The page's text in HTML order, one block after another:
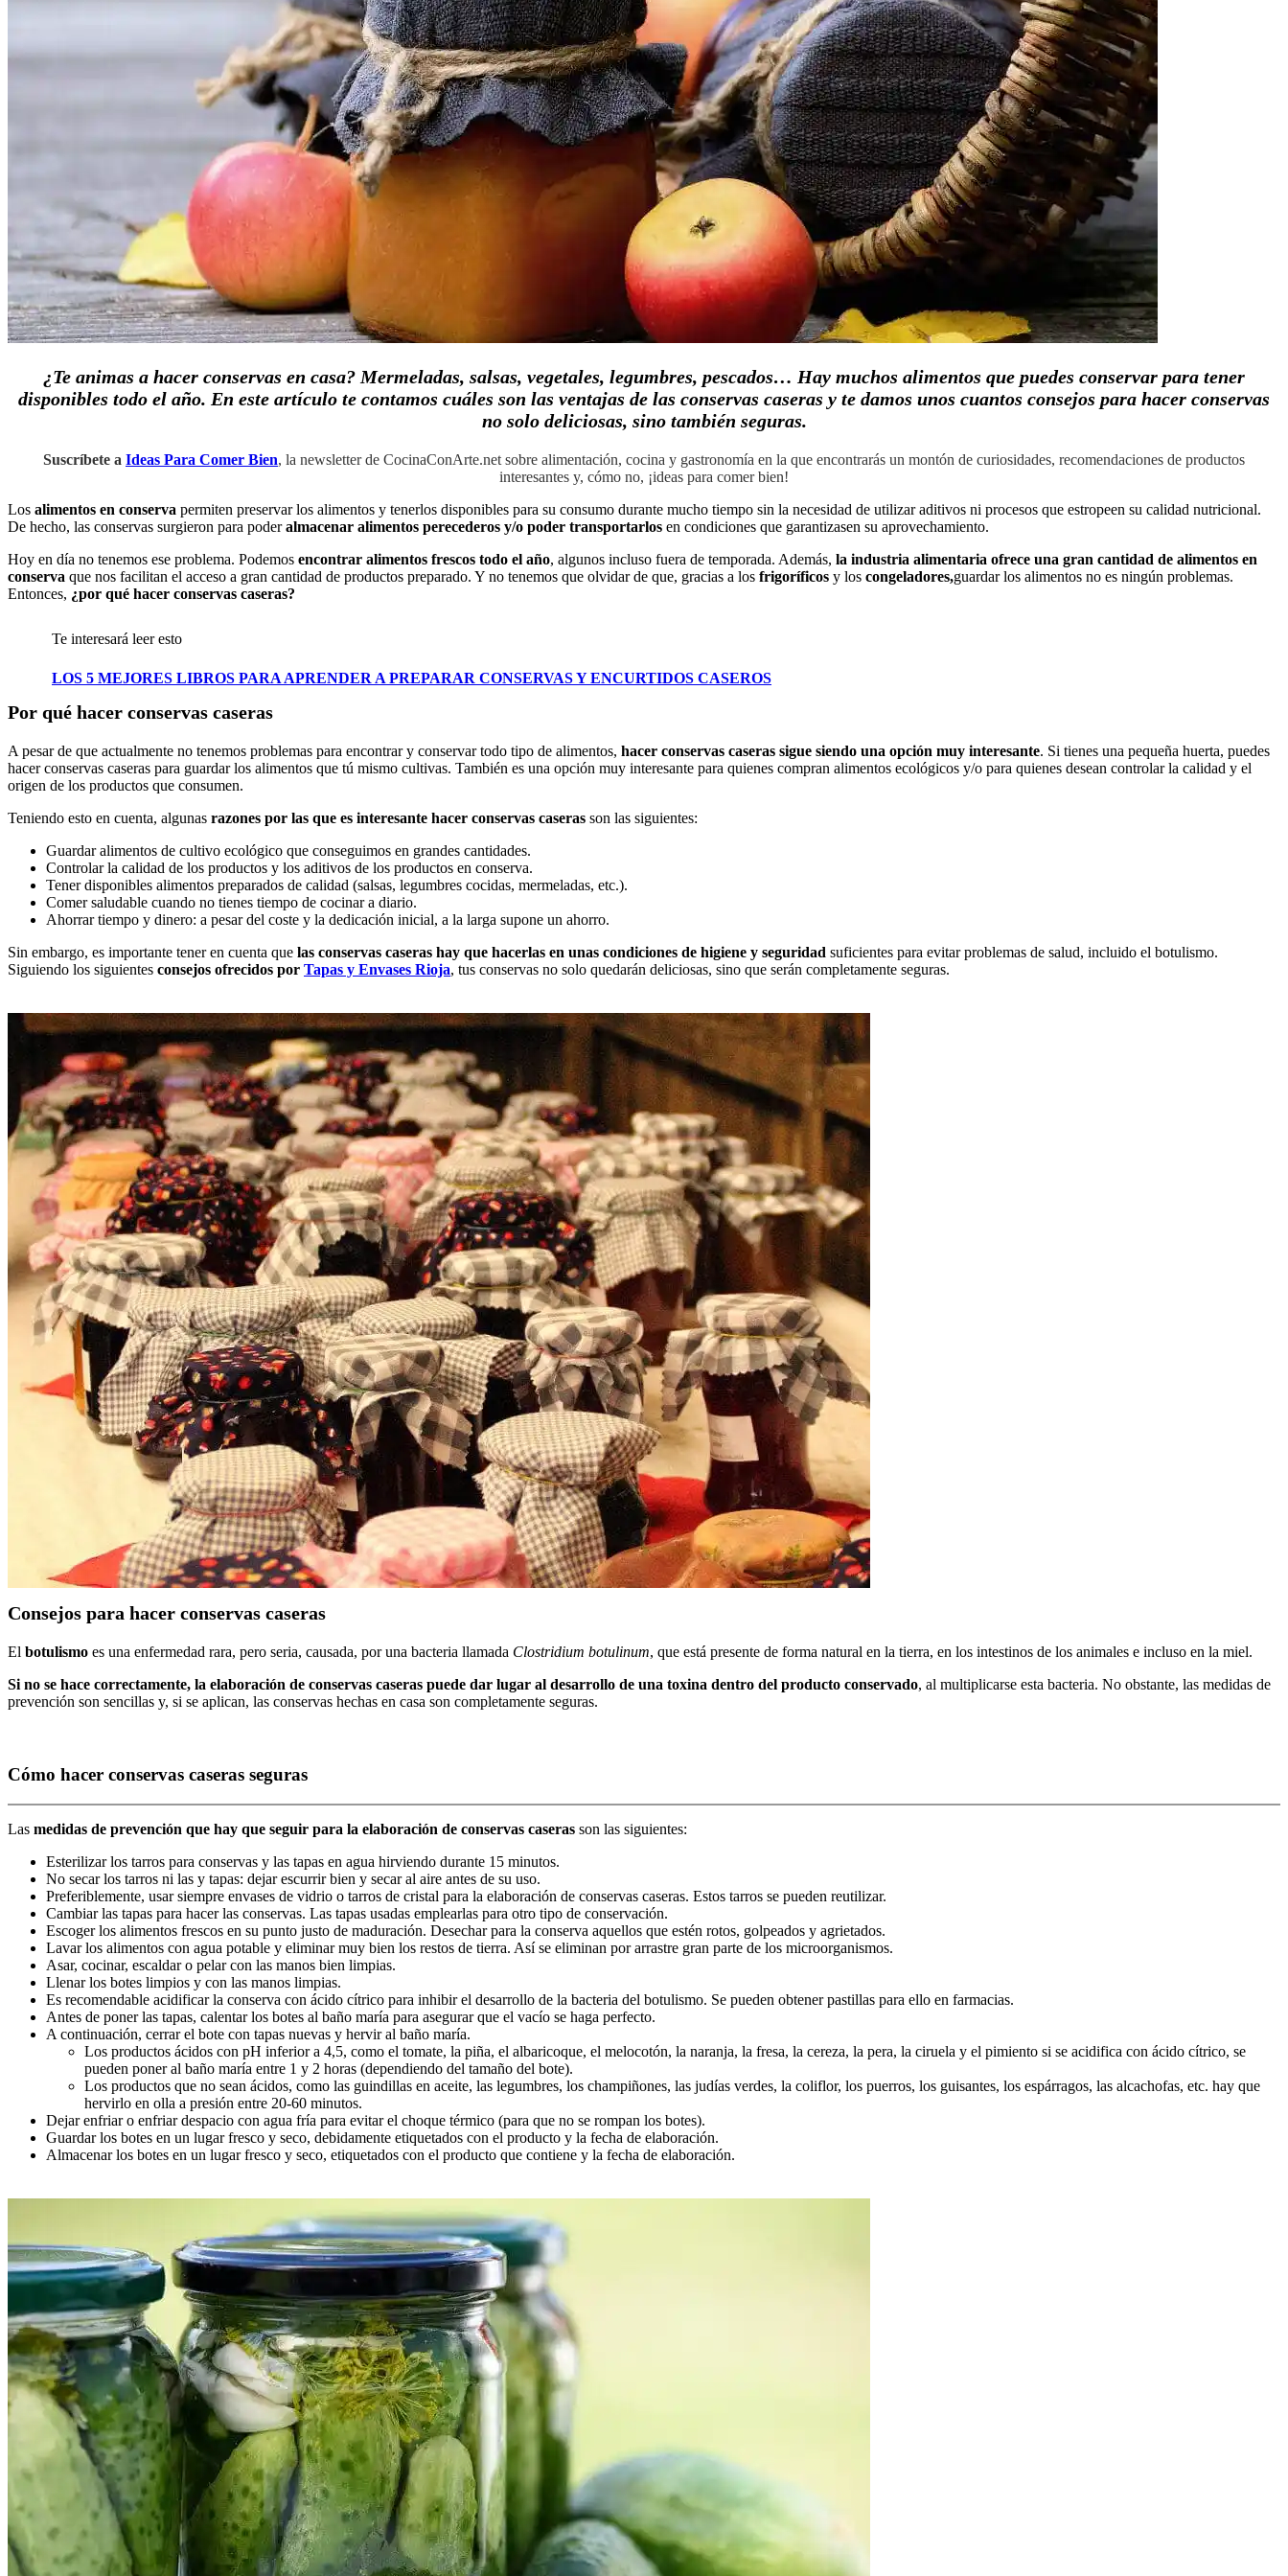
¿Te animas a hacer conservas en casa? Mermeladas, salsas, vegetales, legumbres, pescados… Hay muchos alimentos que puedes conservar para tener
disponibles todo el año. En este artículo te contamos cuáles son las ventajas de las conservas caseras y te damos unos cuantos consejos para hacer conservas
no solo deliciosas, sino también seguras.
Suscríbete a Ideas Para Comer Bien, la newsletter de CocinaConArte.net sobre alimentación, cocina y gastronomía en la que encontrarás un montón de curiosidades, recomendaciones de productos
interesantes y, cómo no, ¡ideas para comer bien!
Los alimentos en conserva permiten preservar los alimentos y tenerlos disponibles para su consumo durante mucho tiempo sin la necesidad de utilizar aditivos ni procesos que estropeen su calidad nutricional.
De hecho, las conservas surgieron para poderalmacenar alimentos perecederos y/o poder transportarlos en condiciones que garantizasen su aprovechamiento.
Hoy en día no tenemos ese problema. Podemos encontrar alimentos frescos todo el año, algunos incluso fuera de temporada. Además, la industria alimentaria ofrece una gran cantidad de alimentos en
conserva que nos facilitan el acceso a gran cantidad de productos preparado. Y no tenemos que olvidar de que, gracias a los frigoríficos y los congeladores,guardar los alimentos no es ningún problemas.
Entonces, ¿por qué hacer conservas caseras?
Te interesará leer esto
LOS 5 MEJORES LIBROS PARA APRENDER A PREPARAR CONSERVAS Y ENCURTIDOS CASEROS
Por qué hacer conservas caseras
A pesar de que actualmente no tenemos problemas para encontrar y conservar todo tipo de alimentos, hacer conservas caseras sigue siendo una opción muy interesante. Si tienes una pequeña huerta, puedes
hacer conservas caseras para guardar los alimentos que tú mismo cultivas. También es una opción muy interesante para quienes compran alimentos ecológicos y/o para quienes desean controlar la calidad y el
origen de los productos que consumen.
Teniendo esto en cuenta, algunas razones por las que es interesante hacer conservas caseras son las siguientes:
Guardar alimentos de cultivo ecológico que conseguimos en grandes cantidades.
Controlar la calidad de los productos y los aditivos de los productos en conserva.
Tener disponibles alimentos preparados de calidad (salsas, legumbres cocidas, mermeladas, etc.).
Comer saludable cuando no tienes tiempo de cocinar a diario.
Ahorrar tiempo y dinero: a pesar del coste y la dedicación inicial, a la larga supone un ahorro.
Sin embargo, es importante tener en cuenta que las conservas caseras hay que hacerlas en unas condiciones de higiene y seguridad suficientes para evitar problemas de salud, incluido el botulismo.
Siguiendo los siguientes consejos ofrecidos por Tapas y Envases Rioja, tus conservas no solo quedarán deliciosas, sino que serán completamente seguras.
Consejos para hacer conservas caseras
El botulismo es una enfermedad rara, pero seria, causada, por una bacteria llamada Clostridium botulinum, que está presente de forma natural en la tierra, en los intestinos de los animales e incluso en la miel.
Si no se hace correctamente, la elaboración de conservas caseras puede dar lugar al desarrollo de una toxina dentro del producto conservado, al multiplicarse esta bacteria. No obstante, las medidas de
prevención son sencillas y, si se aplican, las conservas hechas en casa son completamente seguras.
Cómo hacer conservas caseras seguras
Las medidas de prevención que hay que seguir para la elaboración de conservas caseras son las siguientes:
Esterilizar los tarros para conservas y las tapas en agua hirviendo durante 15 minutos.
No secar los tarros ni las y tapas: dejar escurrir bien y secar al aire antes de su uso.
Preferiblemente, usar siempre envases de vidrio o tarros de cristal para la elaboración de conservas caseras. Estos tarros se pueden reutilizar.
Cambiar las tapas para hacer las conservas. Las tapas usadas emplearlas para otro tipo de conservación.
Escoger los alimentos frescos en su punto justo de maduración. Desechar para la conserva aquellos que estén rotos, golpeados y agrietados.
Lavar los alimentos con agua potable y eliminar muy bien los restos de tierra. Así se eliminan por arrastre gran parte de los microorganismos.
Asar, cocinar, escaldar o pelar con las manos bien limpias.
Llenar los botes limpios y con las manos limpias.
Es recomendable acidificar la conserva con ácido cítrico para inhibir el desarrollo de la bacteria del botulismo. Se pueden obtener pastillas para ello en farmacias.
Antes de poner las tapas, calentar los botes al baño maría para asegurar que el vacío se haga perfecto.
A continuación, cerrar el bote con tapas nuevas y hervir al baño maría.
Los productos ácidos con pH inferior a 4,5, como el tomate, la piña, el albaricoque, el melocotón, la naranja, la fresa, la cereza, la pera, la ciruela y el pimiento si se acidifica con ácido cítrico, se
pueden poner al baño maría entre 1 y 2 horas (dependiendo del tamaño del bote).
Los productos que no sean ácidos, como las guindillas en aceite, las legumbres, los champiñones, las judías verdes, la coliflor, los puerros, los guisantes, los espárragos, las alcachofas, etc. hay que
hervirlo en olla a presión entre 20-60 minutos.
Dejar enfriar o enfriar despacio con agua fría para evitar el choque térmico (para que no se rompan los botes).
Guardar los botes en un lugar fresco y seco, debidamente etiquetados con el producto y la fecha de elaboración.
Almacenar los botes en un lugar fresco y seco, etiquetados con el producto que contiene y la fecha de elaboración.